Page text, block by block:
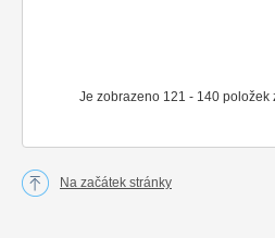
Je zobrazeno 121 - 140 položek
Na začátek stránky